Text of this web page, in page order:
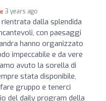
3 years ago
rientrata dalla splendida
con paesaggi
hanno organizzato
impeccabile e da vere
avuto la sorella di
stata disponibile,
gruppo e tenerci
del daily program della